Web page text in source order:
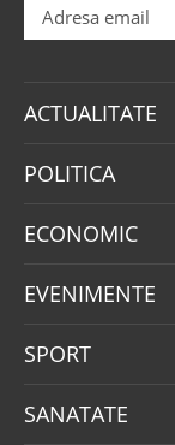
ACTUALITATE
POLITICA
ECONOMIC
EVENIMENTE
SPORT
SANATATE